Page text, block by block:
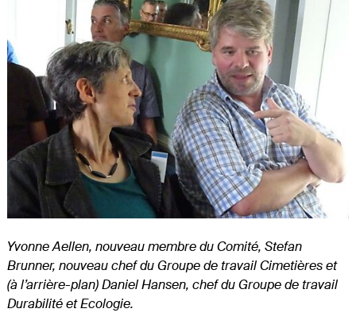
Yvonne Aellen, nouveau membre du Comité, Stefan
Brunner, nouveau chef du Groupe de travail Cimetières et
(à l’arrière-plan) Daniel Hansen, chef du Groupe de travail
Durabilité et Ecologie.